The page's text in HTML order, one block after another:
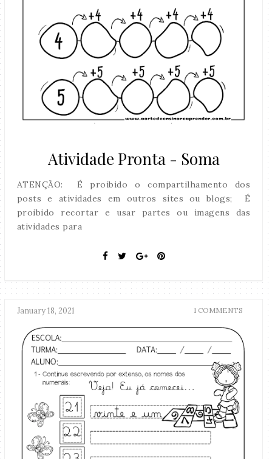
Atividade Pronta - Soma
ATENÇÃO: É proibido o compartilhamento dos
posts e atividades em outros sites ou blogs; É
proibido recortar e usar partes ou imagens das
atividades para
January 18, 2021 1 COMMENTS